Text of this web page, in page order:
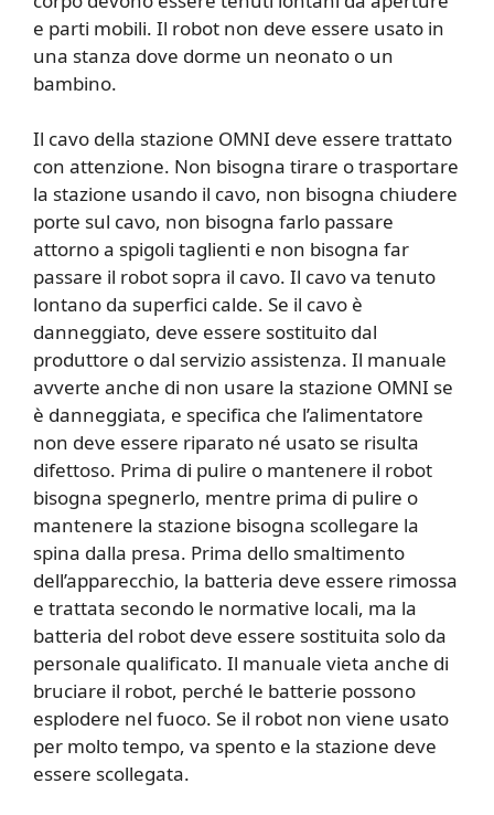
e parti mobili. Il robot non deve essere usato in
una stanza dove dorme un neonato o un
bambino.
Il cavo della stazione OMNI deve essere trattato
con attenzione. Non bisogna tirare o trasportare
la stazione usando il cavo, non bisogna chiudere
porte sul cavo, non bisogna farlo passare
attorno a spigoli taglienti e non bisogna far
passare il robot sopra il cavo. Il cavo va tenuto
lontano da superfici calde. Se il cavo è
danneggiato, deve essere sostituito dal
produttore o dal servizio assistenza. Il manuale
avverte anche di non usare la stazione OMNI se
è danneggiata, e specifica che l’alimentatore
non deve essere riparato né usato se risulta
difettoso. Prima di pulire o mantenere il robot
bisogna spegnerlo, mentre prima di pulire o
mantenere la stazione bisogna scollegare la
spina dalla presa. Prima dello smaltimento
dell’apparecchio, la batteria deve essere rimossa
e trattata secondo le normative locali, ma la
batteria del robot deve essere sostituita solo da
personale qualificato. Il manuale vieta anche di
bruciare il robot, perché le batterie possono
esplodere nel fuoco. Se il robot non viene usato
per molto tempo, va spento e la stazione deve
essere scollegata.